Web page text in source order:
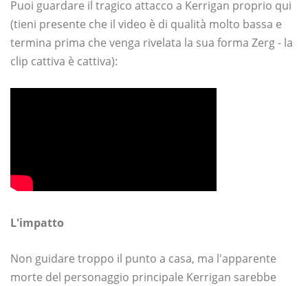
Puoi guardare il tragico attacco a Kerrigan proprio qui
(tieni presente che il video è di qualità molto bassa e
termina prima che venga rivelata la sua forma Zerg - la
clip cattiva è cattiva):
L'impatto
Non guidare troppo il punto a casa, ma l'apparente
morte del personaggio principale Kerrigan sarebbe